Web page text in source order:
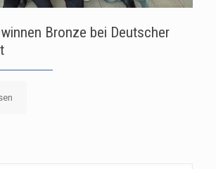
Bronze bei Deutscher